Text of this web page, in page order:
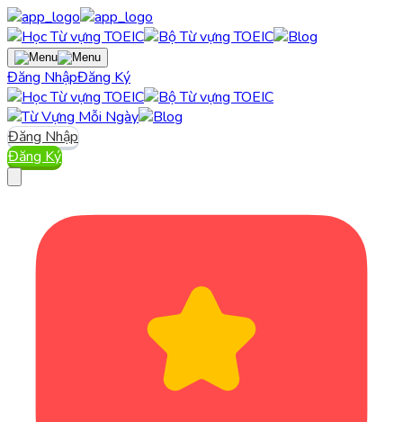
Đăng NhậpĐăng Ký
Đăng Nhập
Đăng Ký